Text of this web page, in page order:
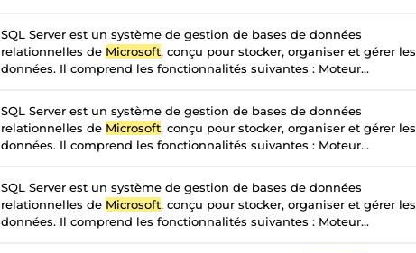
SQL Server est un système de gestion de bases de données
relationnelles de Microsoft, conçu pour stocker, organiser et gérer les
données. Il comprend les fonctionnalités suivantes : Moteur...
SQL Server est un système de gestion de bases de données
relationnelles de Microsoft, conçu pour stocker, organiser et gérer les
données. Il comprend les fonctionnalités suivantes : Moteur...
SQL Server est un système de gestion de bases de données
relationnelles de Microsoft, conçu pour stocker, organiser et gérer les
données. Il comprend les fonctionnalités suivantes : Moteur...